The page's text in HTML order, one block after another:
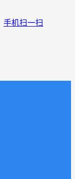
手机扫一扫